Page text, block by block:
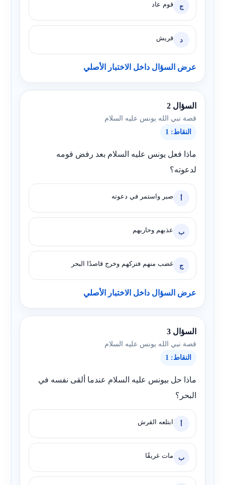
ج قوم عاد
د قريش
عرض السؤال داخل الاختبار الأصلي
السؤال 2
قصة نبي الله يونس عليه السلام
النقاط: 1
ماذا فعل يونس عليه السلام بعد رفض قومه
لدعوته؟
أ صبر واستمر في دعوته
ب عذبهم وحاربهم
ج غضب منهم فتركهم وخرج قاصدًا البحر
عرض السؤال داخل الاختبار الأصلي
السؤال 3
قصة نبي الله يونس عليه السلام
النقاط: 1
ماذا حل بيونس عليه السلام عندما ألقى نفسه في
البحر؟
أ ابتلعه القرش
ب مات غريقًا